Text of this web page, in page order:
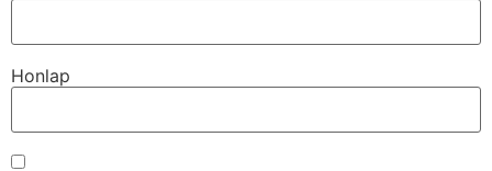
Honlap